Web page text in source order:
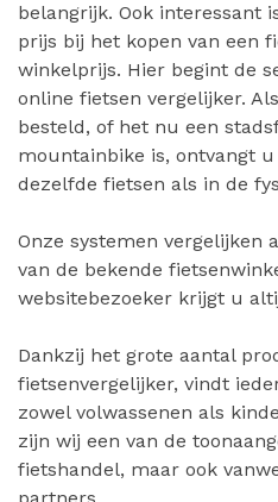
belangrijk. Ook interessant
prijs bij het kopen van een
winkelprijs. Hier begint de
online fietsen vergelijker.
besteld, of het nu een
mountainbike is, ontvangt
dezelfde fietsen als in de
Onze systemen vergelijken
van de bekende
websitebezoeker krijgt u
Dankzij het grote aantal
fietsenvergelijker, vindt
zowel volwassenen als
zijn wij een van de
fietshandel, maar ook